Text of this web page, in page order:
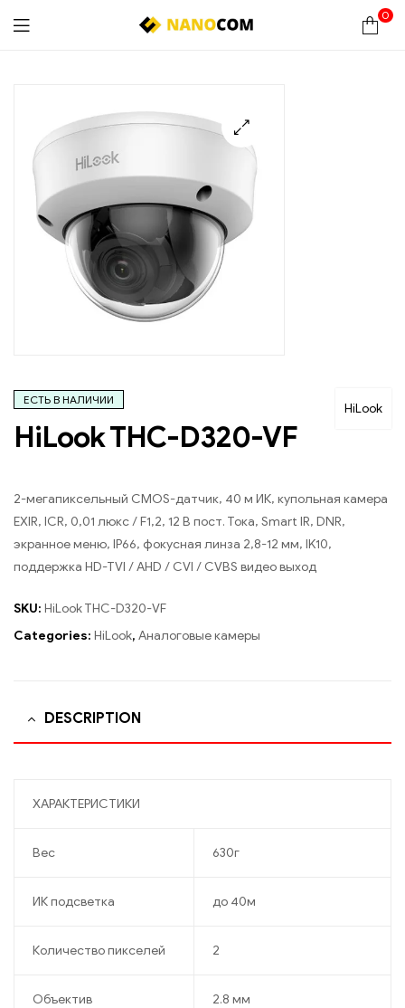
0
HiLook
ЕСТЬ В НАЛИЧИИ
HiLook THC-D320-VF
2-мегапиксельный CMOS-датчик, 40 м ИК, купольная камера
EXIR, ICR, 0,01 люкс / F1,2, 12 В пост. Тока, Smart IR, DNR,
экранное меню, IP66, фокусная линза 2,8-12 мм, IK10,
поддержка HD-TVI / AHD / CVI / CVBS видео выход
SKU: HiLook THC-D320-VF
Categories: HiLook, Аналоговые камеры
DESCRIPTION
ХАРАКТЕРИСТИКИ
Вес 630г
ИК подсветка до 40м
Количество пикселей 2
Объектив 2.8 мм